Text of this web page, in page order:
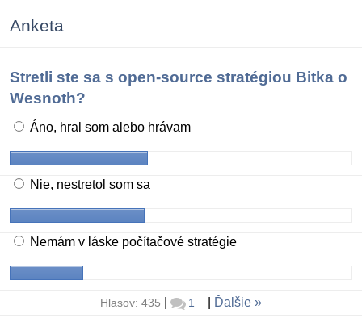
Anketa
Stretli ste sa s open-source stratégiou Bitka o
Wesnoth?
Áno, hral som alebo hrávam
Nie, nestretol som sa
Nemám v láske počítačové stratégie
Hlasov: 435 1 Ďalšie